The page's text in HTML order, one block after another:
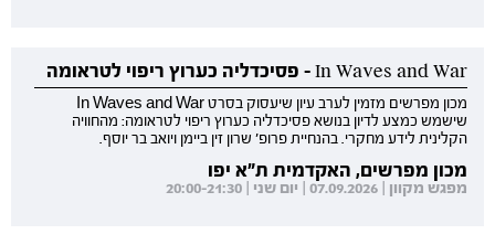
In Waves and War - פסיכדליה כערוץ ריפוי לטראומה
מכון מפרשים מזמין לערב עיון שיעסוק בסרט In Waves and War
שישמש כמצע לדיון בנושא פסיכדליה כערוץ ריפוי לטראומה: מהחוויה
הקלינית לידע מחקרי. בהנחיית פרופ' שרון זין ביימן ויואב בר יוסף.
מכון מפרשים, האקדמית ת"א יפו
מפגש מקוון | 07.09.2026 | יום שני | 20:00-21:30